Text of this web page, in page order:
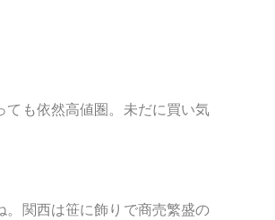
ても依然高値圏。未だに買い気
。関西は笹に飾りで商売繁盛の